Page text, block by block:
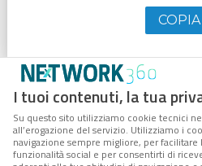
I tuoi contenuti, la tua
Su questo sito utilizziamo cookie tecnici
all’erogazione del servizio. Utilizziamo i
navigazione sempre migliore, per
funzionalità social e per consentirti di